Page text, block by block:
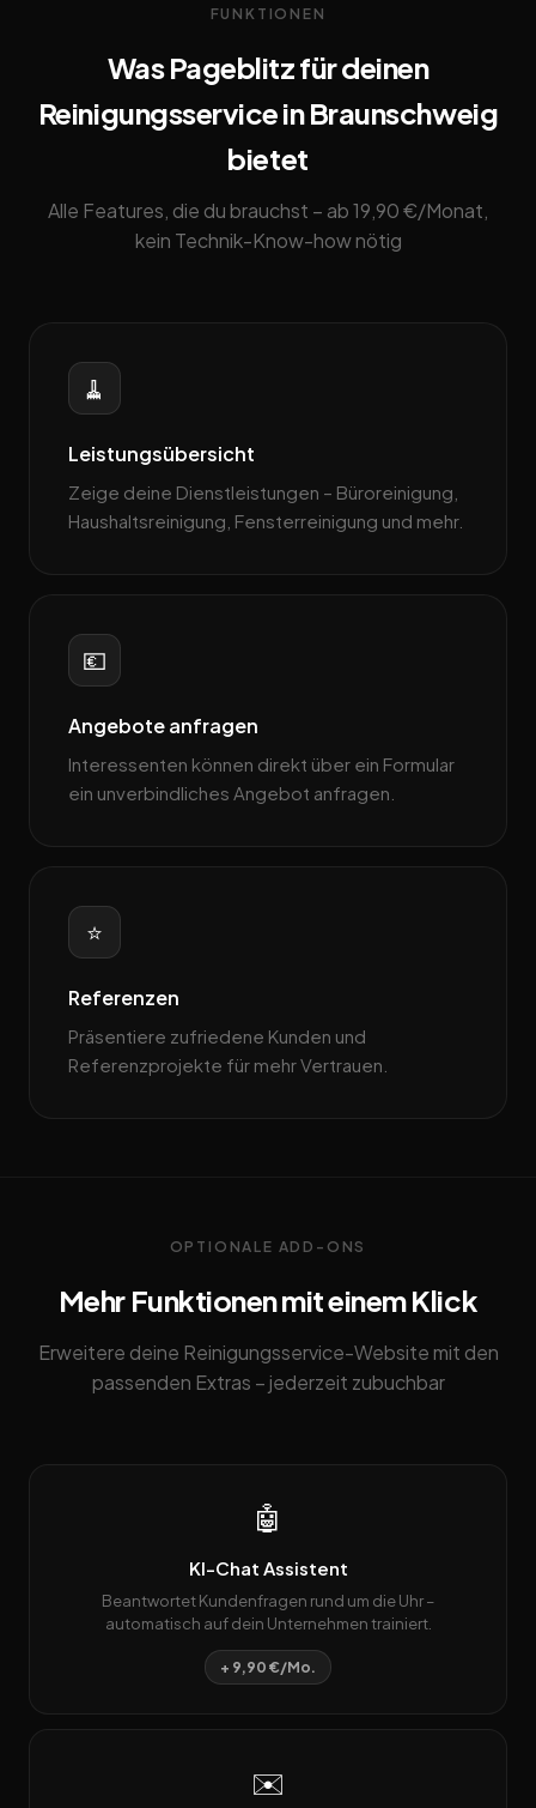
FUNKTIONEN
Was Pageblitz für deinen
Reinigungsservice in Braunschweig
bietet
Alle Features, die du brauchst – ab 19,90 €/Monat,
kein Technik-Know-how nötig
🧹
Leistungsübersicht
Zeige deine Dienstleistungen – Büroreinigung,
Haushaltsreinigung, Fensterreinigung und mehr.
💶
Angebote anfragen
Interessenten können direkt über ein Formular
ein unverbindliches Angebot anfragen.
⭐
Referenzen
Präsentiere zufriedene Kunden und
Referenzprojekte für mehr Vertrauen.
OPTIONALE ADD-ONS
Mehr Funktionen mit einem Klick
Erweitere deine Reinigungsservice-Website mit den
passenden Extras – jederzeit zubuchbar
🤖
KI-Chat Assistent
Beantwortet Kundenfragen rund um die Uhr –
automatisch auf dein Unternehmen trainiert.
+ 9,90 €/Mo.
✉️